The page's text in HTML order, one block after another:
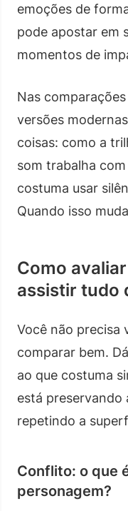
emoções de
pode apostar em
momentos de
Nas
versões
coisas: como a
som trabalha
costuma usar
Quando isso
Como
assistir tudo
Você não precisa
comparar bem.
ao que costuma
está preservando
repetindo a
Conflito: o que
personagem?